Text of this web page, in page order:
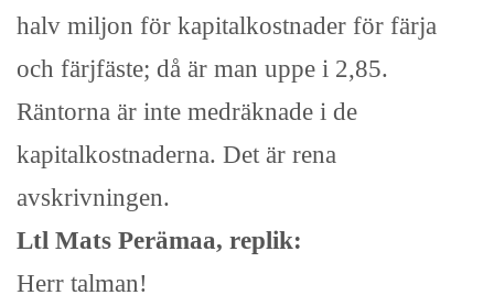
halv miljon för kapitalkostnader för färja
och färjfäste; då är man uppe i 2,85.
Räntorna är inte medräknade i de
kapitalkostnaderna. Det är rena
avskrivningen.
Ltl Mats Perämaa, replik:
Herr talman!